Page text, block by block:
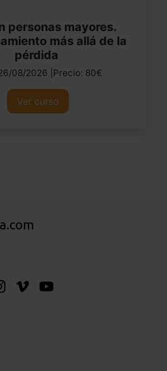
personas mayores.
más allá de la
pérdida
08/2026 |Precio: 80€
Ver curso